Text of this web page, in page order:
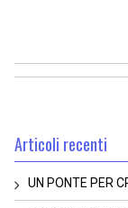
Articoli recenti
UN PONTE PER